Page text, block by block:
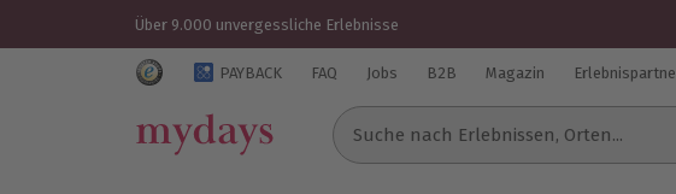
Über 9.000 unvergessliche Erlebnisse
Trustedshops Bewertungen für mydays.de
PAYBACK FAQ Jobs B2B Magazin
Suche nach Erlebnissen...